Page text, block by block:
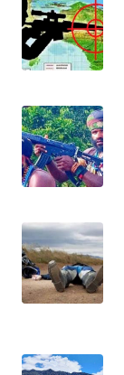
WN
DAIRI
WN
DANAU
TOBA
WN
LANGKAT
SELATAN